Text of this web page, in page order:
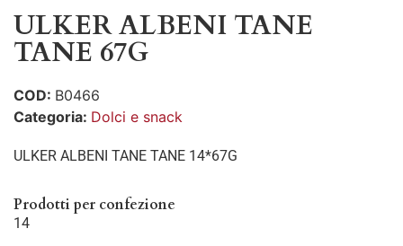
ULKER ALBENI TANE
TANE 67G
COD: B0466
Categoria: Dolci e snack
ULKER ALBENI TANE TANE 14*67G
Prodotti per confezione
14